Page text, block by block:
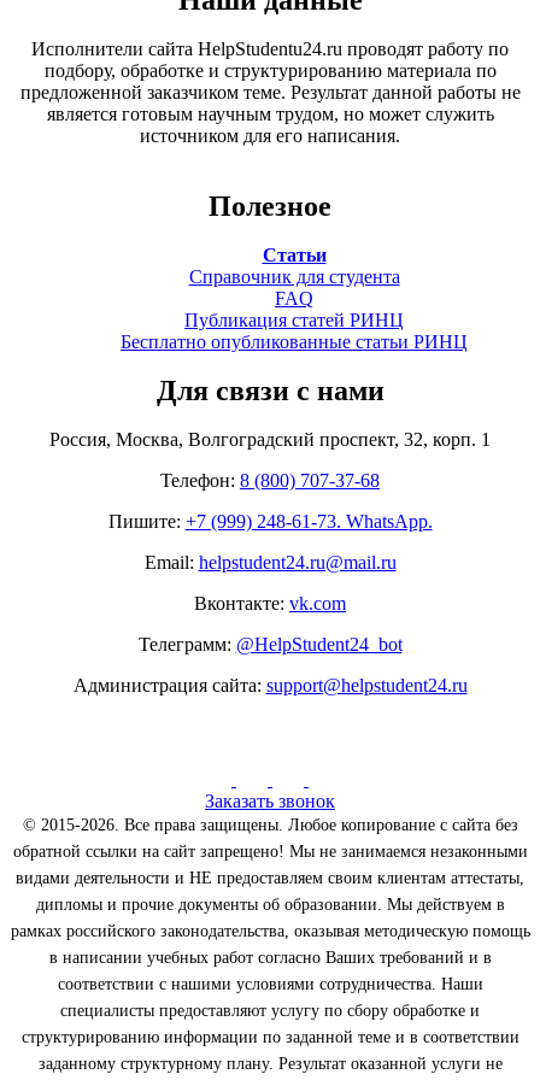
Исполнители сайта HelpStudentu24.ru проводят работу по
подбору, обработке и структурированию материала по
предложенной заказчиком теме. Результат данной работы не
является готовым научным трудом, но может служить
источником для его написания.
Полезное
Статьи
Справочник для студента
FAQ
Публикация статей РИНЦ
Бесплатно опубликованные статьи РИНЦ
Для связи с нами
Россия, Москва, Волгоградский проспект, 32, корп. 1
Телефон: 8 (800) 707-37-68
Пишите: +7 (999) 248-61-73. WhatsApp.
Email: helpstudent24.ru@mail.ru
Вконтакте: vk.com
Телеграмм: @HelpStudent24_bot
Администрация сайта: support@helpstudent24.ru
Заказать звонок
© 2015-2026. Все права защищены. Любое копирование с сайта без
обратной ссылки на сайт запрещено! Мы не занимаемся незаконными
видами деятельности и НЕ предоставляем своим клиентам аттестаты,
дипломы и прочие документы об образовании. Мы действуем в
рамках российского законодательства, оказывая методическую помощь
в написании учебных работ согласно Ваших требований и в
соответствии с нашими условиями сотрудничества. Наши
специалисты предоставляют услугу по сбору обработке и
структурированию информации по заданной теме и в соответствии
заданному структурному плану. Результат оказанной услуги не